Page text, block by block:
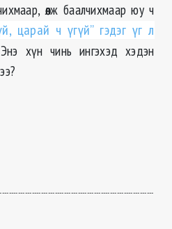
өөлж баалчихмаар юу ч
царай ч үгүй” гэдэг үг л
Энэ хүн чинь ингэхэд хэдэн